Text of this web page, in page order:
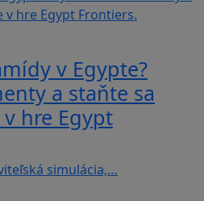
v Egypte?
a staňte sa
hre Egypt
simulácia,…